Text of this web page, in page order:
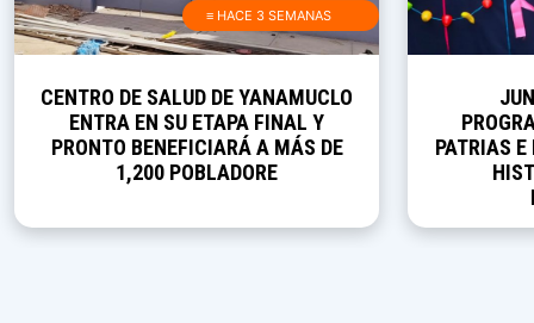
≡ HACE 3 SEMANAS
CENTRO DE SALUD DE YANAMUCLO
ENTRA EN SU ETAPA FINAL Y
PRONTO BENEFICIARÁ A MÁS DE
1,200 POBLADORE
PATRIAS